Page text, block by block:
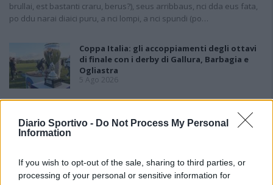
Diario Sportivo - Do Not Process My Personal
Information
If you wish to opt-out of the sale, sharing to third parties, or
processing of your personal or sensitive information for
brullai, est bastanti craru, berus?), seus arribbaus, nci dda eus fata,
po ddu narai diaici puru, a nci lompi, a nci spundi (po…
Coppa Italia: gli accoppiamenti degli ottavi
di finale con i derby di Gallura, Barbagia e
Ogliastra
5 Ago 2026
in Eccellenza, il Fonni sale in Promozione
5 Ago 2026
Caos Tempio, Sechi lascia: «Il mio impegno
finisce qui, troppe complicazioni coi